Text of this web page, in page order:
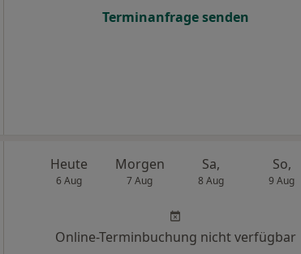
Terminanfrage senden
Heute
6 Aug
Morgen
7 Aug
Sa,
8 Aug
So,
9 Aug
Online-Terminbuchung nicht verfügbar